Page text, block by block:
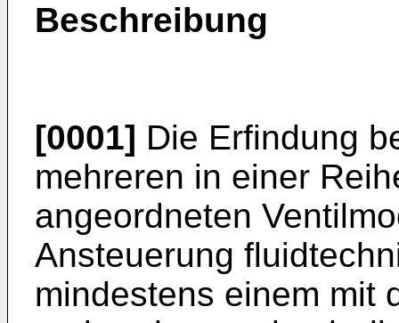
Beschreibung
[0001] Die Erfindung
mehreren in einer
angeordneten
Ansteuerung
mindestens einem mit